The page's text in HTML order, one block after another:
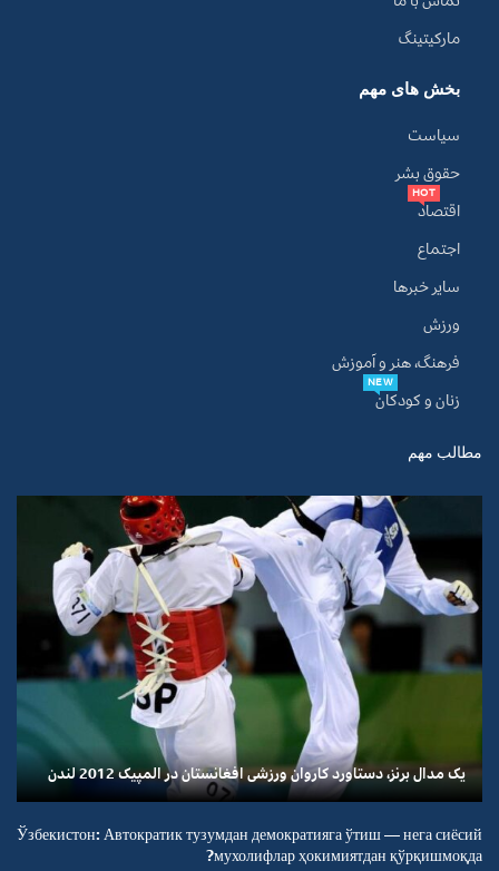
مارکیتینگ
بخش های مهم
سیاست
حقوق بشر
اقتصاد
HOT
اجتماع
سایر خبرها
ورزش
فرهنگ، هنر و آموزش
زنان و کودکان
NEW
مطالب مهم
یک مدال برنز، دستاورد کاروان ورزشی افغانستان در المپیک 2012 لندن
Ўзбекистон: Автократик тузумдан демократияга ўтиш — нега сиёсий
мухолифлар ҳокимиятдан қўрқишмоқда?